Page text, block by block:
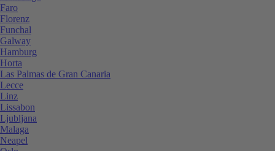
Faro
Florenz
Funchal
Galway
Hamburg
Horta
Las Palmas de Gran Canaria
Lecce
Linz
Lissabon
Ljubljana
Malaga
Neapel